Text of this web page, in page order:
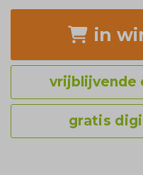
in
vrijblijvende
gratis